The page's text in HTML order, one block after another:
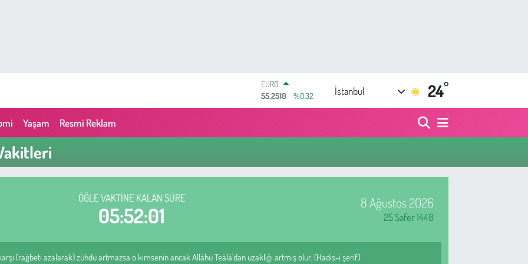
STERLİN
64,4811
%0.38
BİST100
İstanbul 24°
Yaşam Resmi Reklam
ÖĞLE VAKTINE KALAN SÜRE
05:52:00
8 Ağustos 2026
25 Safer 1448
(rağbeti azalarak) zühdü artmazsa o kimsenin ancak Allâhü Teâlâ'dan uzaklığı artmış olur. (Hadis-i şerif)